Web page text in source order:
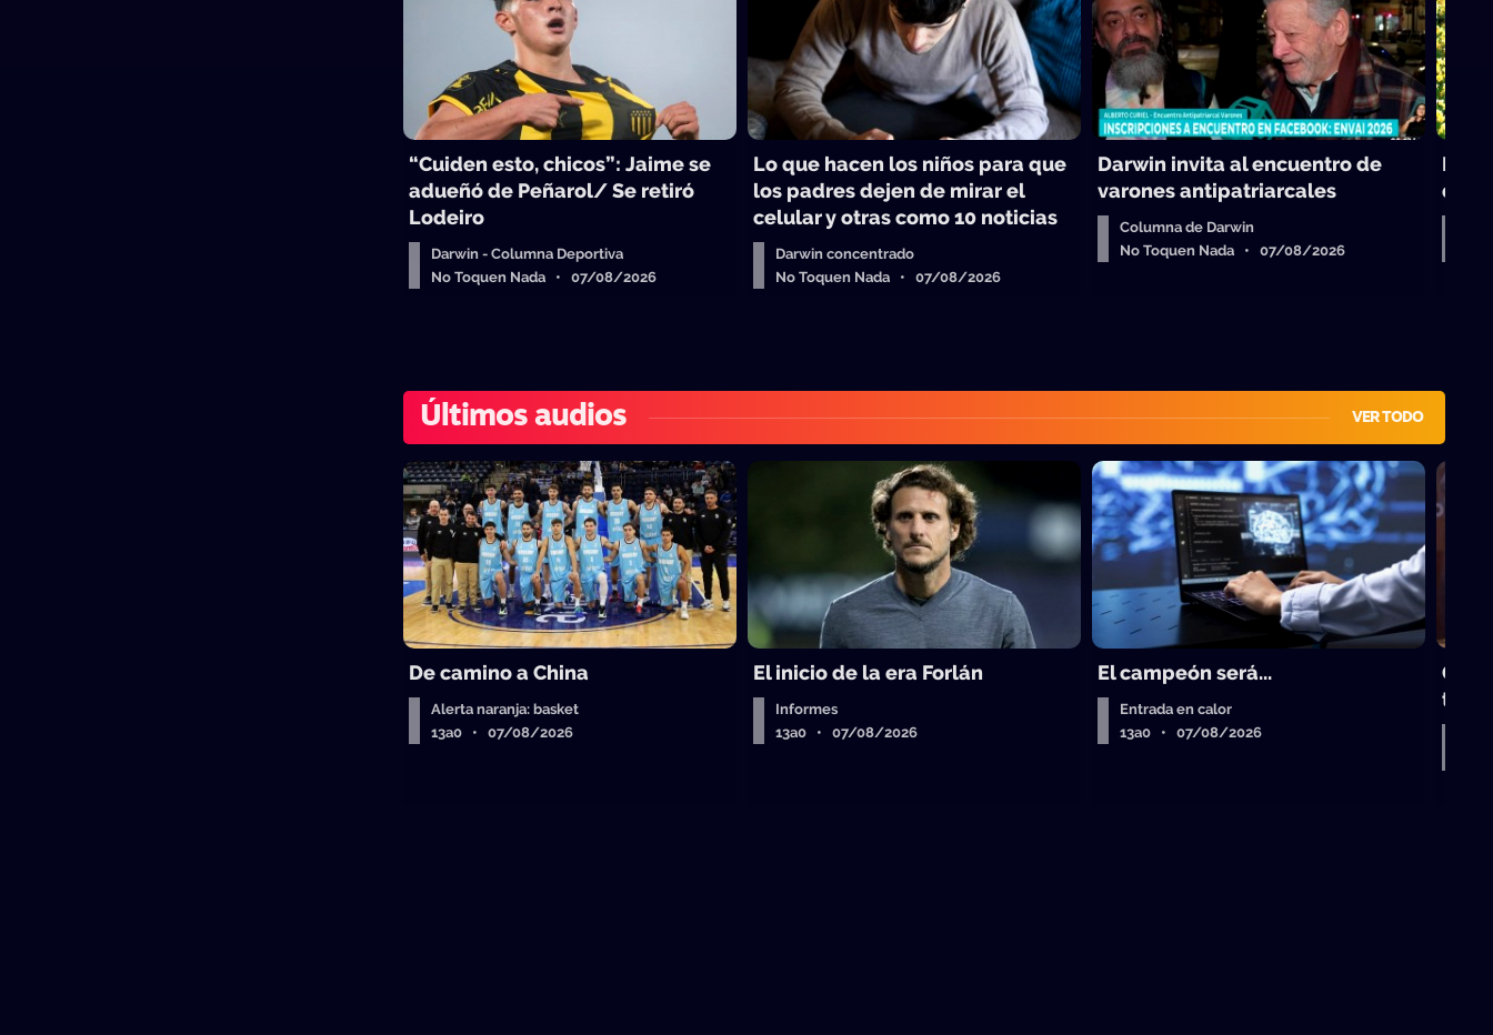
“Cuiden esto, chicos”: Jaime se
adueñó de Peñarol/ Se retiró
Lodeiro
Darwin - Columna Deportiva
No Toquen Nada • 07/08/2026
Lo que hacen los niños para que
los padres dejen de mirar el
celular y otras como 10 noticias
Darwin concentrado
No Toquen Nada • 07/08/2026
Darwin invita al encuentro de
varones antipatriarcales
Columna de Darwin
No Toquen Nada • 07/08/2026
de
Últimos audios VER TODO
De camino a China
Alerta naranja: basket
13a0 • 07/08/2026
El inicio de la era Forlán
Informes
13a0 • 07/08/2026
El campeón será...
Entrada en calor
13a0 • 07/08/2026